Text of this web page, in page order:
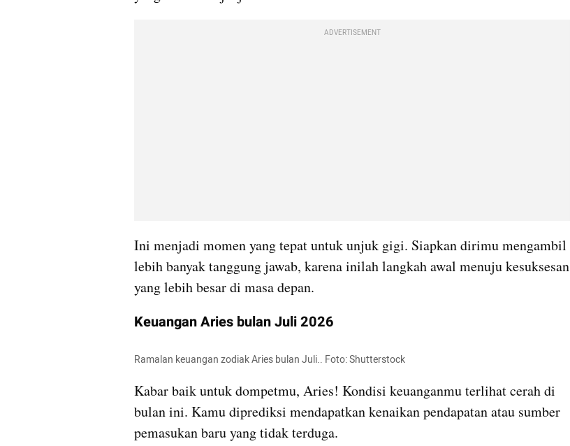
ADVERTISEMENT
Ini menjadi momen yang tepat untuk unjuk gigi. Siapkan dirimu mengambil
lebih banyak tanggung jawab, karena inilah langkah awal menuju kesuksesan
yang lebih besar di masa depan.
Keuangan Aries bulan Juli 2026
Ramalan keuangan zodiak Aries bulan Juli.. Foto: Shutterstock
Kabar baik untuk dompetmu, Aries! Kondisi keuanganmu terlihat cerah di
bulan ini. Kamu diprediksi mendapatkan kenaikan pendapatan atau sumber
pemasukan baru yang tidak terduga.